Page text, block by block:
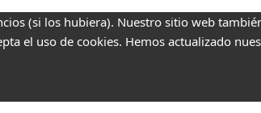
(si los hubiera). Nuestro sitio web
el uso de cookies. Hemos actualizado